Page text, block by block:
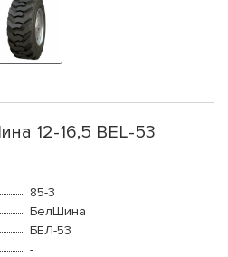
12-16,5 BEL-53
85-3
БелШина
БЕЛ-53
-